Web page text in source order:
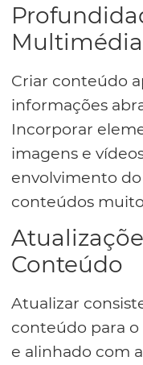
Multimédia
Criar conteúdo
informações
Incorporar
imagens e
envolvimento
conteúdos
Conteúdo
Atualizar
conteúdo para
e alinhado com